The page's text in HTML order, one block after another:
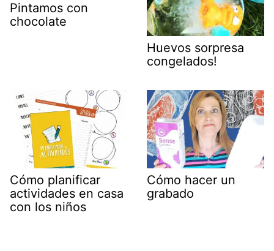
Pintamos con
chocolate
Huevos sorpresa
congelados!
Cómo planificar
actividades en casa
con los niños
Cómo hacer un
grabado